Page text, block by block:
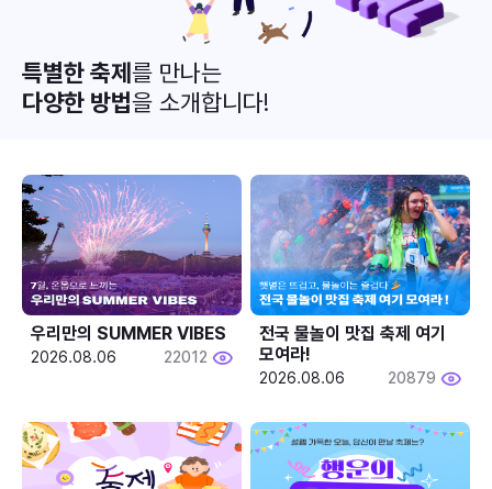
특별한 축제를 만나는
다양한 방법을 소개합니다!
우리만의 SUMMER VIBES
2026.08.06 22012
전국 물놀이 맛집 축제 여기
모여라!
2026.08.06 20879